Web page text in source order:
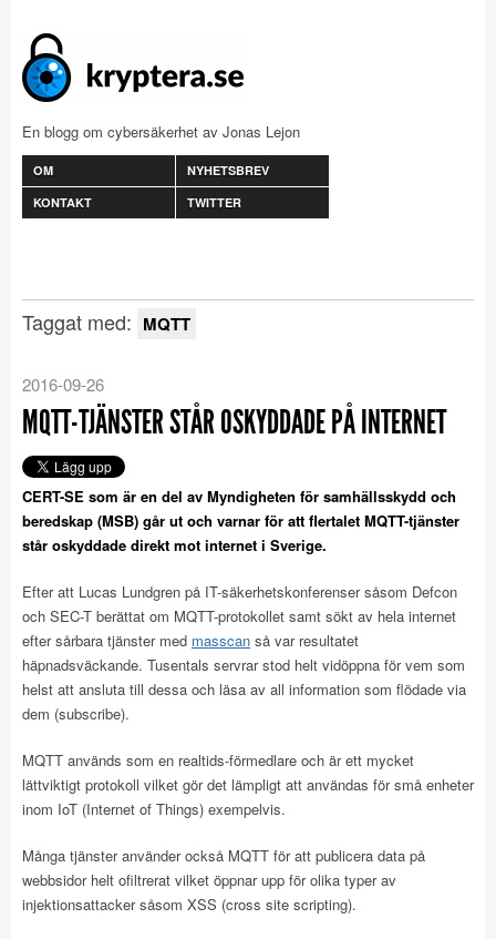
En blogg om cybersäkerhet av Jonas Lejon
OM
NYHETSBREV
KONTAKT
TWITTER
Taggat med: MQTT
2016-09-26
MQTT-TJÄNSTER STÅR OSKYDDADE PÅ INTERNET
CERT-SE som är en del av Myndigheten för samhällsskydd och
beredskap (MSB) går ut och varnar för att flertalet MQTT-tjänster
står oskyddade direkt mot internet i Sverige.
Efter att Lucas Lundgren på IT-säkerhetskonferenser såsom Defcon
och SEC-T berättat om MQTT-protokollet samt sökt av hela internet
efter sårbara tjänster med masscan så var resultatet
häpnadsväckande. Tusentals servrar stod helt vidöppna för vem som
helst att ansluta till dessa och läsa av all information som flödade via
dem (subscribe).
MQTT används som en realtids-förmedlare och är ett mycket
lättviktigt protokoll vilket gör det lämpligt att användas för små enheter
inom IoT (Internet of Things) exempelvis.
Många tjänster använder också MQTT för att publicera data på
webbsidor helt ofiltrerat vilket öppnar upp för olika typer av
injektionsattacker såsom XSS (cross site scripting).